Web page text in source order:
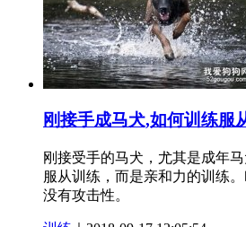
刚接手成马犬,如何训练服
刚接受手的马犬，尤其是成年
服从训练，而是亲和力的训练
没有攻击性。